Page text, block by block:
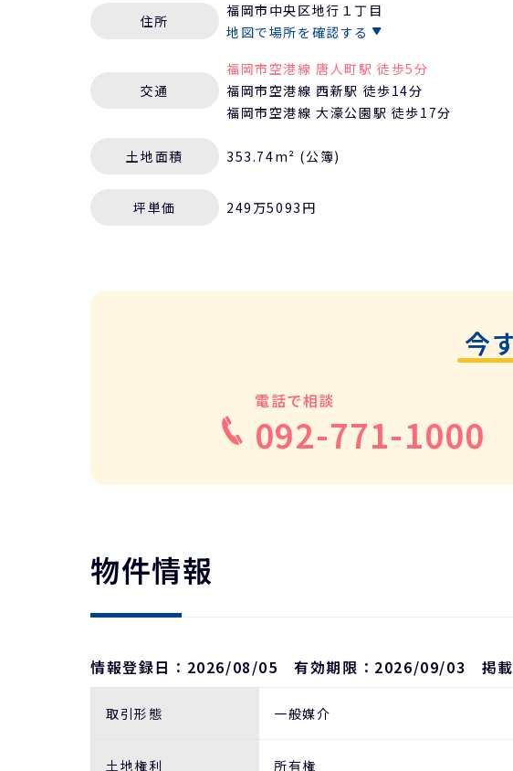
住所
福岡市中央区地行１丁目
地図で場所を確認する
交通
福岡市空港線 唐人町駅 徒歩5分
福岡市空港線 西新駅 徒歩14分
福岡市空港線 大濠公園駅 徒歩17分
土地面積 353.74m² (公簿)
坪単価 249万5093円
今
電話で相談
092-771-1000
物件情報
情報登録日：2026/08/05有効期限：2026/09/03 掲載
取引形態 一般媒介
土地権利 所有権